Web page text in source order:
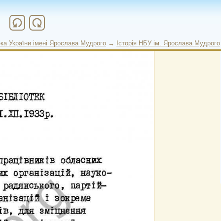
України імені Ярослава Мудрого → Історія НБУ ім. Ярослава Мудрого
refresh refresh